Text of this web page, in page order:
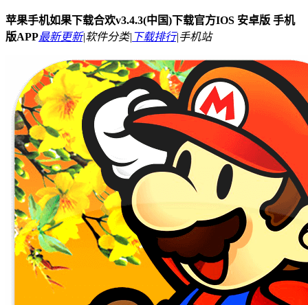
苹果手机如果下载合欢v3.4.3(中国)下载官方IOS 安卓版 手机
版APP最新更新|软件分类| 下载排行|手机站